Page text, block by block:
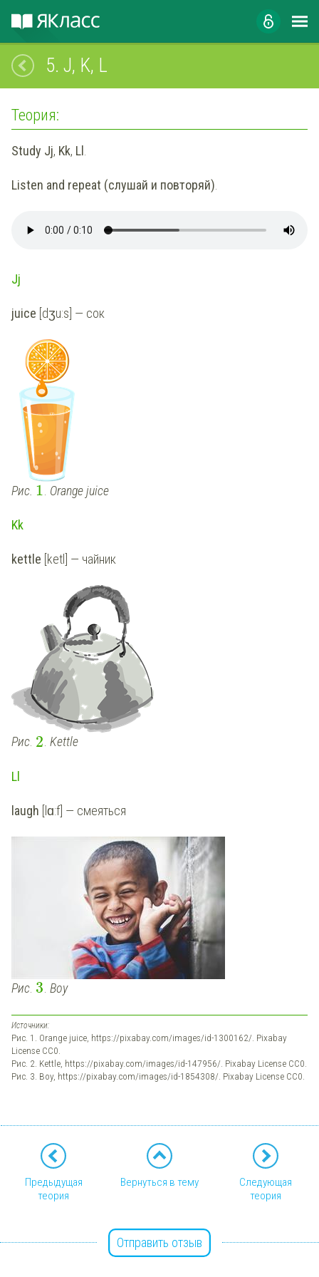
5. J, K, L
Теория:
Study Jj, Kk, Ll
Listen and repeat (слушай и повторяй)
Jj
juice [dʒu:s] — сок
Рис. 1 Orange juice
Kk
kettle [ketl] — чайник
Рис. 2. Kettle
Ll
laugh [lɑ:f] — смеяться
Рис 3 Boy
Источники:
Рис. 1. Orange juice, https://pixabay.com/images/id-1300162/. Pixabay
License CC0.
Рис. 2. Kettle, https://pixabay.com/images/id-147956/. Pixabay License CC0.
Рис. 3. Boy, https://pixabay.com/images/id-1854308/. Pixabay License CC0.
Предыдущая
теория
Вернуться в тему
Следующая
теория
Отправить отзыв